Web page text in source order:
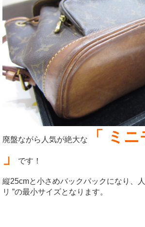
廃盤ながら人気が絶大な
「 ミ
」
です！
縦25cmと小さめバックパックになり、
リ ”の最小サイズとなります。